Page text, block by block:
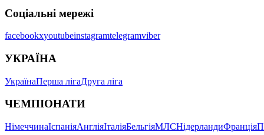
Соціальні мережі
facebookxyoutubeinstagramtelegramviber
УКРАЇНА
УкраїнаПерша лігаДруга ліга
ЧЕМПІОНАТИ
НімеччинаІспаніяАнгліяІталіяБельгіяМЛСНідерландиФранція